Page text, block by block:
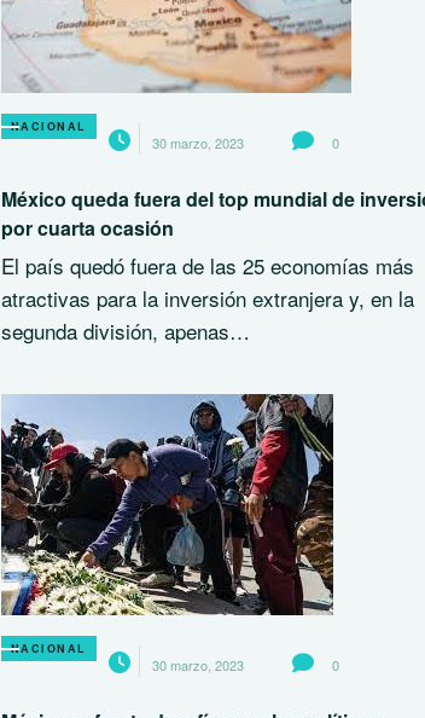
NACIONAL
30 marzo, 2023 0
México queda fuera del top mundial de
por cuarta ocasión
El país quedó fuera de las 25 economías más
atractivas para la inversión extranjera y, en la
segunda división, apenas…
NACIONAL
30 marzo, 2023 0